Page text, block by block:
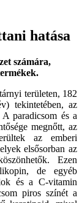
hatása
számára,
területen, 182
tekintetében, az
paradicsom és a
megnőtt, az
az emberi
elsősorban az
Ezen
de egyéb
és a C-vitamin
piros színét a